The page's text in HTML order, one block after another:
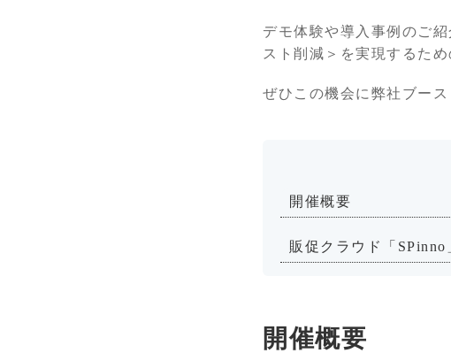
デモ体験や導入事例のご
スト削減＞を実現するた
ぜひこの機会に弊社ブー
開催概要
販促クラウド「SPinno
開催概要